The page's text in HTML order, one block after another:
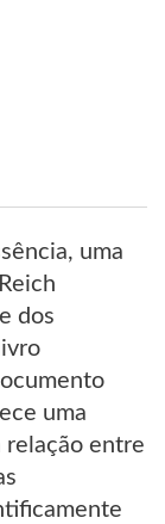
uma
dos
uma
relação entre